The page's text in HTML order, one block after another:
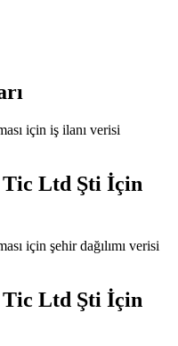
için iş ilanı verisi
Ltd Şti İçin
için şehir dağılımı verisi
Ltd Şti İçin